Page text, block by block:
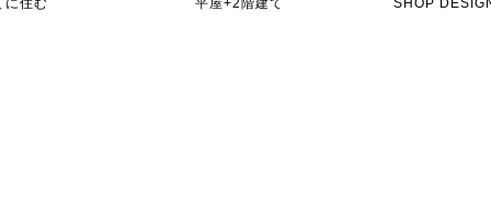
に住む 平屋+2階建て SHOP